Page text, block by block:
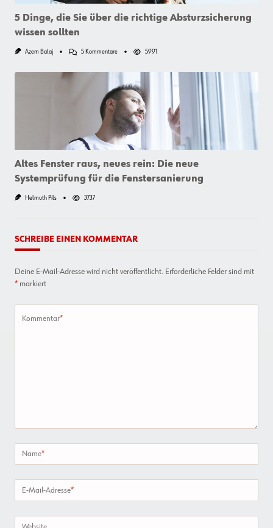
5 Dinge, die Sie über die richtige Absturzsicherung
wissen sollten
Azem Balaj 5 KommentareZu
Sie
Über
Die
Richtige
Absturzsicherung
Wissen
Sollten
5991
Altes Fenster raus, neues rein: Die neue
Systemprüfung für die Fenstersanierung
Helmuth Pils 3737
SCHREIBE EINEN KOMMENTAR
Deine E-Mail-Adresse wird nicht veröffentlicht. Erforderliche Felder sind mit
* markiert
Kommentar*
Name*
E-Mail-Adresse*